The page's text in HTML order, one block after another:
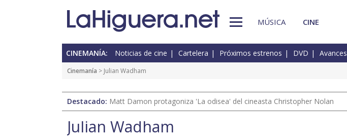
MÚSICA CINE
CINEMANÍA: Noticias de cine Cartelera Próximos estrenos DVD Avances
Cinemanía > Julian Wadham
Destacado: Matt Damon protagoniza 'La odisea' del cineasta Christopher Nolan
Julian Wadham